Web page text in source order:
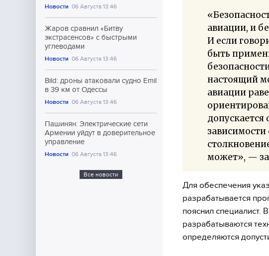
Новости 06 Августа 13:46
Жаров сравнил «Битву
экстрасенсов» с быстрыми
углеводами
Новости 06 Августа 13:46
Bild: дроны атаковали судно Emil
в 39 км от Одессы
Новости 06 Августа 13:46
Пашинян: Электрические сети
Армении уйдут в доверительное
управление
Новости 06 Августа 13:46
Все новости
авиации, и
И если
быть
настоящий
авиации
может», —
Для обеспечения
разрабатывается
пояснил специалист.
разрабатываются
определяются